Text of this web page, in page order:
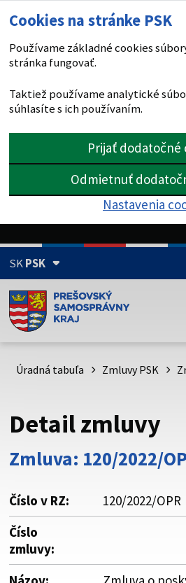
Cookies na stránke PSK
Používame základné cookies
stránka fungovať.
Taktiež používame analytické
súhlasíte s ich používaním.
Prijať dodatočné
Odmietnuť
Nastavenia
SKPSK
Doména psk.sk je oficiálna
Toto je oficiálna webová stránka
psk.sk.
Buďte pozorní a vždy sa uistite, že
cez zabezpečenú webovú stránku.
vždy začína https:// pred názvom
Úradná tabuľa Zmluvy PSK
Detail zmluvy
Zmluva: 120/2022/
Číslo v RZ:
120/2022/OPR
Číslo
zmluvy: